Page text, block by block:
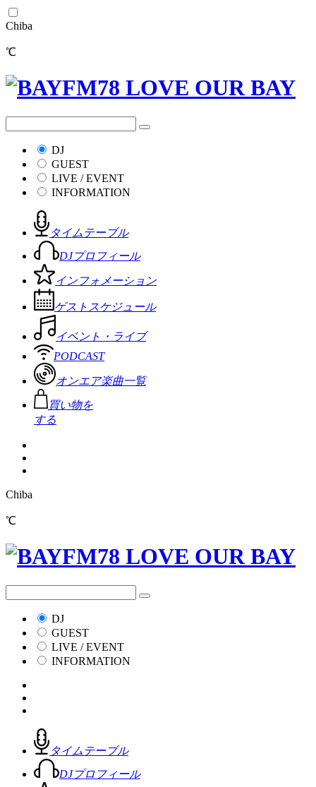
Chiba
℃
DJ
GUEST
LIVE / EVENT
INFORMATION
タイムテーブル
DJプロフィール
インフォメーション
ゲストスケジュール
イベント・ライブ
PODCAST
オンエア楽曲一覧
買い物を
する
Chiba
℃
DJ
GUEST
LIVE / EVENT
INFORMATION
タイムテーブル
DJプロフィール